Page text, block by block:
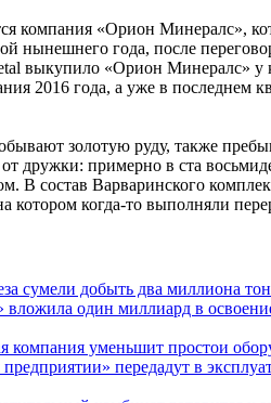
компания «Орион Минералс»,
нынешнего года, после
выкупило «Орион Минералс» у
2016 года, а уже в последнем
золотую руду, также
дружки: примерно в ста
В состав Варваринского
котором когда-то выполняли
сумели добыть два миллиона
один миллиард в
компания уменьшит простои
передадут в